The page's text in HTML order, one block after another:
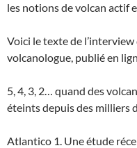
les notions de volcan actif
Voici le texte de
volcanologue, publié en
5, 4, 3, 2… quand des
éteints depuis des milliers
Atlantico 1. Une étude